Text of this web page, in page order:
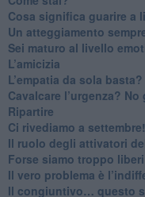
Cosa significa guarire a
​Un atteggiamento
​Sei maturo al livello
​L’amicizia
​L’empatia da sola basta?
​Cavalcare l’urgenza? No
Ripartire
​Ci rivediamo a settembre!
​Il ruolo degli attivatori
​Forse siamo troppo liberi
​Il vero problema è
​Il congiuntivo… questo